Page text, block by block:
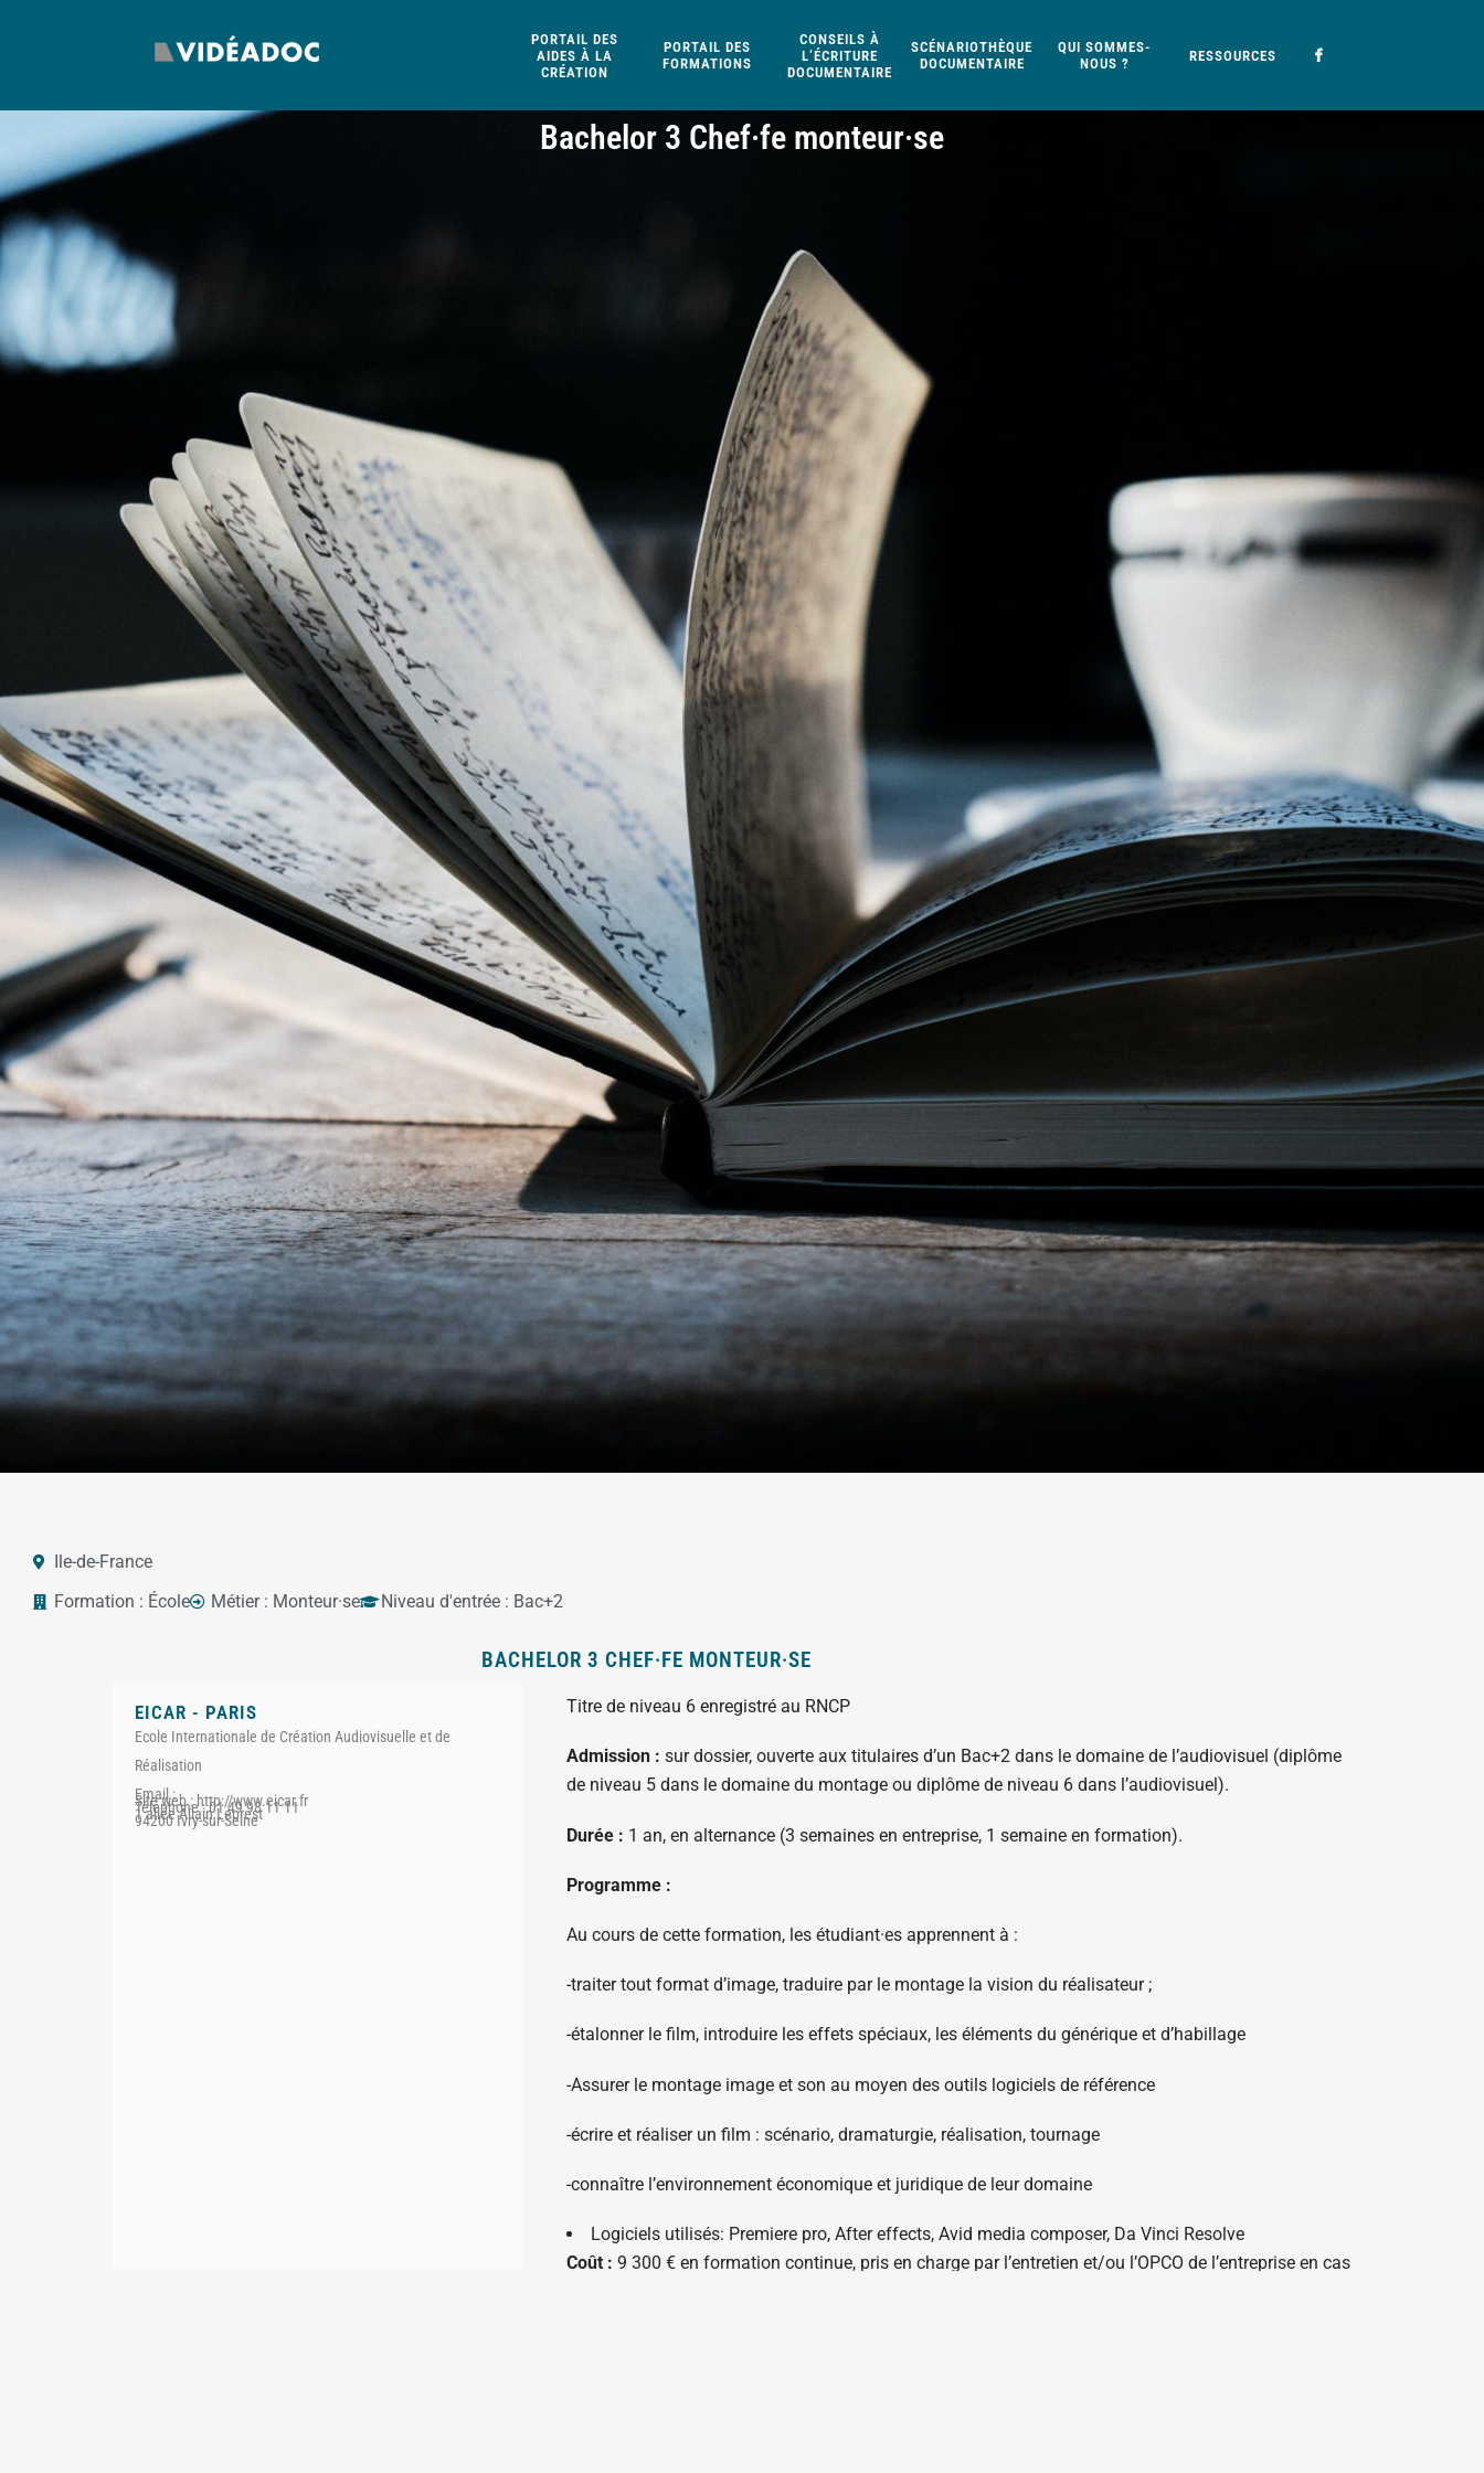
PORTAIL DES
AIDES À LA
CRÉATION
PORTAIL DES
FORMATIONS
CONSEILS À
L’ÉCRITURE
DOCUMENTAIRE
SCÉNARIOTHÈQUE
DOCUMENTAIRE
QUI SOMMES-
NOUS ?
RESSOURCES
Bachelor 3 Chef·fe monteur·se
Ile-de-France
Formation : École Métier : Monteur·se Niveau d'entrée : Bac+2
BACHELOR 3 CHEF·FE MONTEUR·SE
EICAR - PARIS
Ecole Internationale de Création Audiovisuelle et de
Réalisation
Email :
Site web : http://www.eicar.fr
Téléphone : 01 49 98 11 11
1 allée Allain Leprest
94200 Ivry-sur-Seine
Titre de niveau 6 enregistré au RNCP
Admission : sur dossier, ouverte aux titulaires d’un Bac+2 dans le domaine de l’audiovisuel (diplôme
de niveau 5 dans le domaine du montage ou diplôme de niveau 6 dans l’audiovisuel).
Durée : 1 an, en alternance (3 semaines en entreprise, 1 semaine en formation).
Programme :
Au cours de cette formation, les étudiant·es apprennent à :
-traiter tout format d’image, traduire par le montage la vision du réalisateur ;
-étalonner le film, introduire les effets spéciaux, les éléments du générique et d’habillage
-Assurer le montage image et son au moyen des outils logiciels de référence
-écrire et réaliser un film : scénario, dramaturgie, réalisation, tournage
-connaître l’environnement économique et juridique de leur domaine
Logiciels utilisés: Premiere pro, After effects, Avid media composer, Da Vinci Resolve
Coût : 9 300 € en formation continue, pris en charge par l’entretien et/ou l’OPCO de l’entreprise en cas